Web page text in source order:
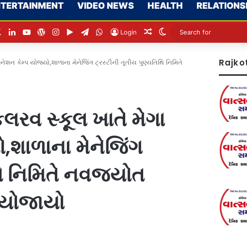
VIDEO NEWS HEALTH
LinkedInYouTubeWordPress
Instagram
Google Play
Telegram
WhatsApp
Login Random Article
Switch skin
કેમ્પ યોજયો,શાળાના મેનેજિંગ ટ્રસ્ટીની તૂતીય પુણ્યતિથિ નિમિતે
કલરવ સ્કૂલ ખાતે મેગા
મેનેજિંગ
નિમિતે નવજ્યોત